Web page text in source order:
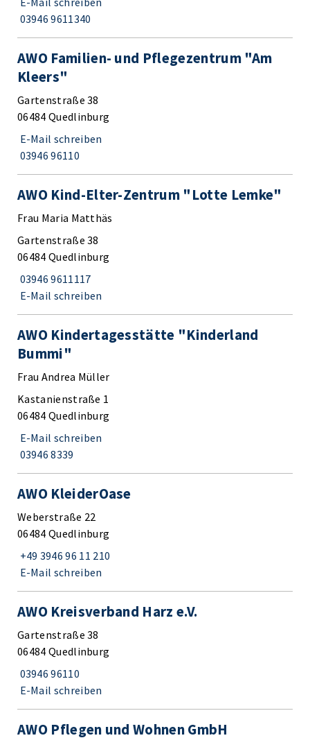
03946 9611340
AWO Familien- und Pflegezentrum "Am
Kleers"
Gartenstraße 38
06484 Quedlinburg
E-Mail schreiben
03946 96110
AWO Kind-Elter-Zentrum "Lotte Lemke"
Frau Maria Matthäs
Gartenstraße 38
06484 Quedlinburg
03946 9611117
E-Mail schreiben
AWO Kindertagesstätte "Kinderland
Bummi"
Frau Andrea Müller
Kastanienstraße 1
06484 Quedlinburg
E-Mail schreiben
03946 8339
AWO KleiderOase
Weberstraße 22
06484 Quedlinburg
+49 3946 96 11 210
E-Mail schreiben
AWO Kreisverband Harz e.V.
Gartenstraße 38
06484 Quedlinburg
03946 96110
E-Mail schreiben
AWO Pflegen und Wohnen GmbH